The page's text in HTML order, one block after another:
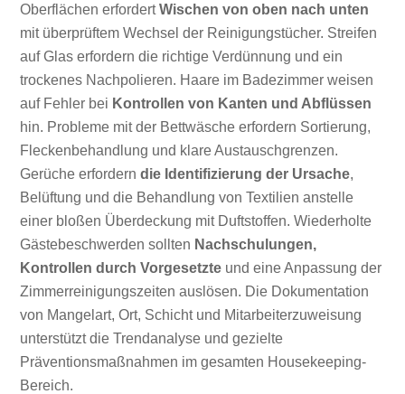
Oberflächen erfordertWischen von oben nach unten
mit überprüftem Wechsel der Reinigungstücher. Streifen
auf Glas erfordern die richtige Verdünnung und ein
trockenes Nachpolieren. Haare im Badezimmer weisen
auf Fehler bei Kontrollen von Kanten und Abflüssen
hin. Probleme mit der Bettwäsche erfordern Sortierung,
Fleckenbehandlung und klare Austauschgrenzen.
Gerüche erforderndie Identifizierung der Ursache,
Belüftung und die Behandlung von Textilien anstelle
einer bloßen Überdeckung mit Duftstoffen. Wiederholte
Gästebeschwerden sollten Nachschulungen,
Kontrollen durch Vorgesetzte und eine Anpassung der
Zimmerreinigungszeiten auslösen. Die Dokumentation
von Mangelart, Ort, Schicht und Mitarbeiterzuweisung
unterstützt die Trendanalyse und gezielte
Präventionsmaßnahmen im gesamten Housekeeping-
Bereich.